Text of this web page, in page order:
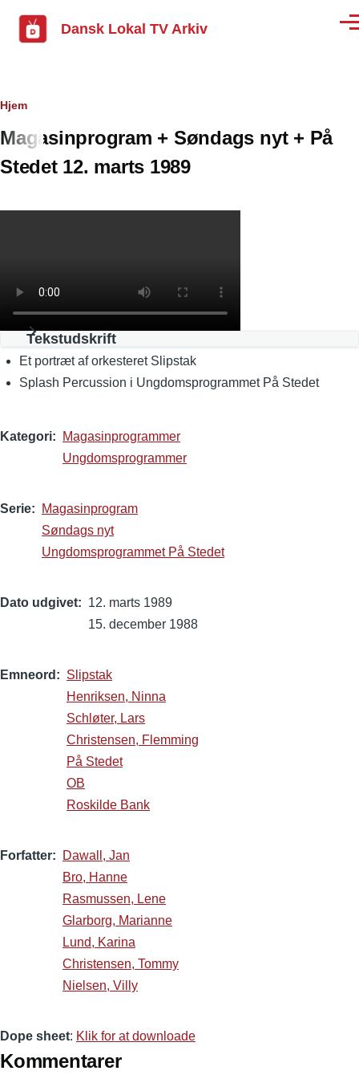
Dansk Lokal TV Arkiv
Brødkrumme
Hjem
Magasinprogram + Søndags nyt + På
Stedet 12. marts 1989
Tekstudskrift
Et portræt af orkesteret Slipstak
Splash Percussion i Ungdomsprogrammet På Stedet
Kategori
Magasinprogrammer
Ungdomsprogrammer
Serie
Magasinprogram
Søndags nyt
Ungdomsprogrammet På Stedet
Dato udgivet
12. marts 1989
15. december 1988
Emneord
Slipstak
Henriksen, Ninna
Schløter, Lars
Christensen, Flemming
På Stedet
OB
Roskilde Bank
Forfatter
Dawall, Jan
Bro, Hanne
Rasmussen, Lene
Glarborg, Marianne
Lund, Karina
Christensen, Tommy
Nielsen, Villy
Dope sheet: Klik for at downloade
Kommentarer